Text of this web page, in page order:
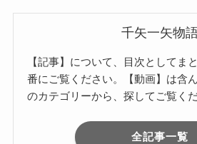
千矢一矢物
【記事】について、目次としてま
番にご覧ください。【動画】は含
のカテゴリーから、探してご覧くだ
全記事一覧